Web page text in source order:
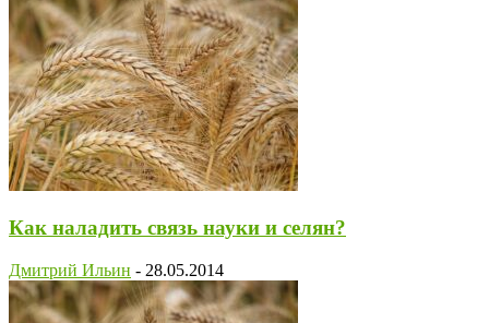
Как наладить связь науки и селян?
Дмитрий Ильин - 28.05.2014